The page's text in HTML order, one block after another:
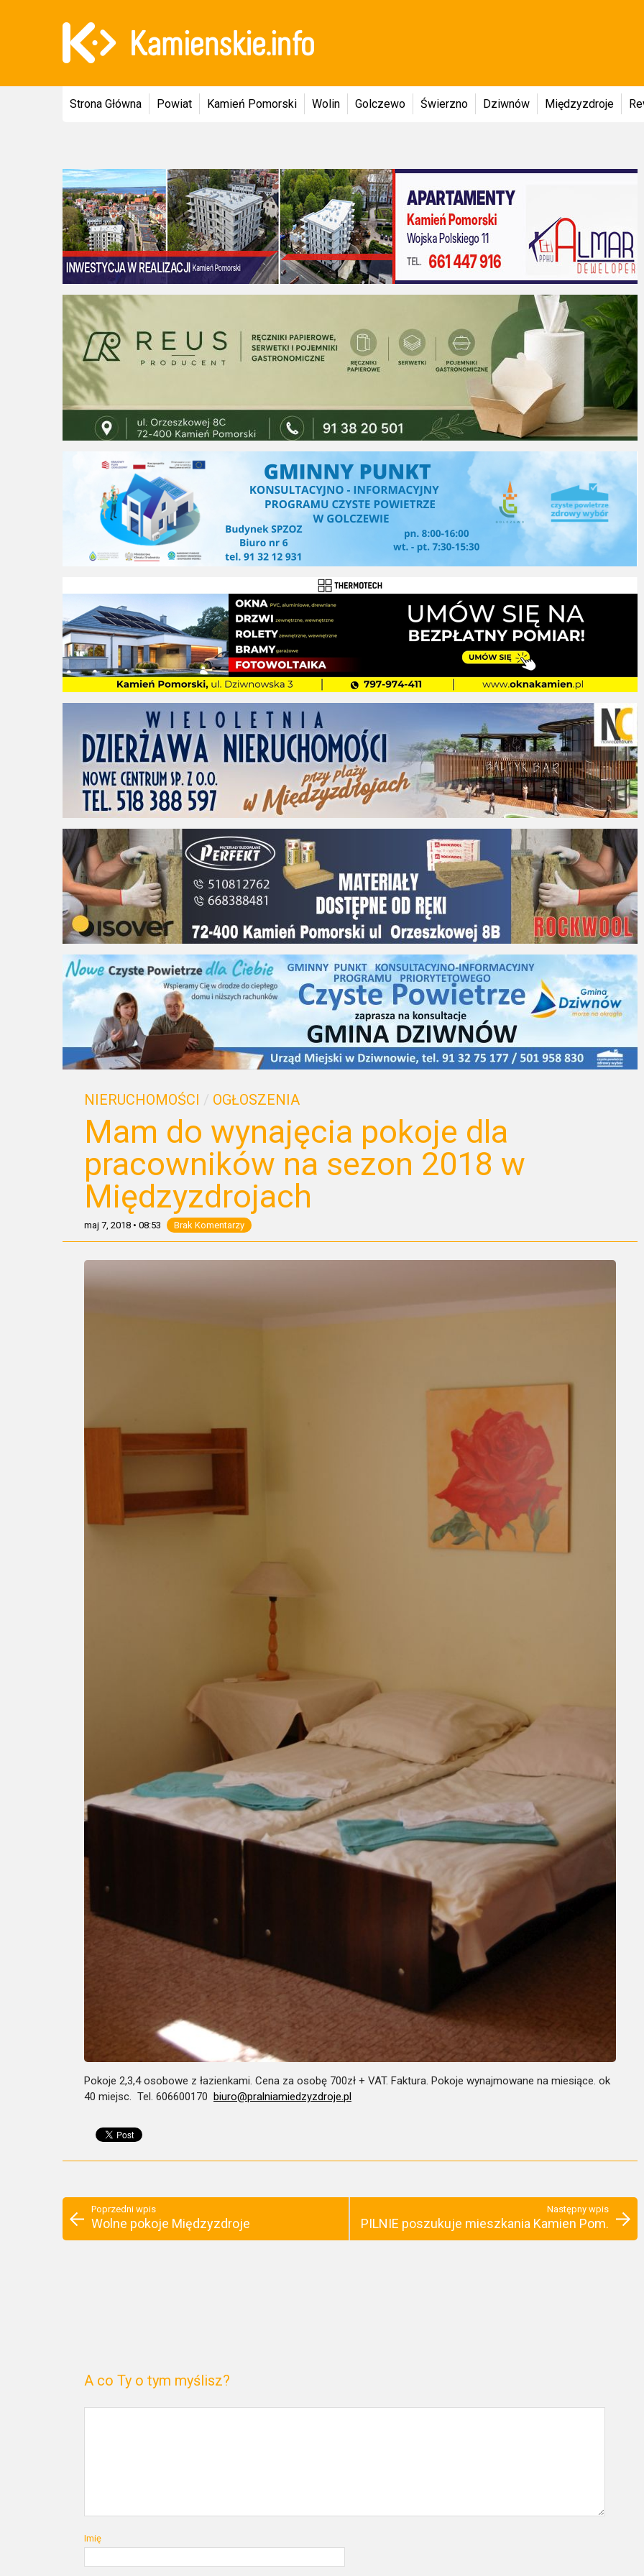
Strona Główna Powiat Kamień Pomorski Wolin Golczewo Świerzno Dziwnów Międzyzdroje
NIERUCHOMOŚCI / OGŁOSZENIA
Mam do wynajęcia pokoje dla
pracowników na sezon 2018 w
Międzyzdrojach
maj 7, 2018 • 08:53 Brak Komentarzy
Pokoje 2,3,4 osobowe z łazienkami. Cena za osobę 700zł + VAT. Faktura. Pokoje wynajmowane na miesiące. ok
40 miejsc. Tel. 606600170 biuro@pralniamiedzyzdroje.pl
Poprzedni wpis
Wolne pokoje Międzyzdroje
Następny wpis
PILNIE poszukuje mieszkania Kamien Pom.
A co Ty o tym myślisz?
Imię